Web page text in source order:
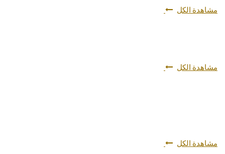
مشاهدة الكل
مشاهدة الكل
مشاهدة الكل